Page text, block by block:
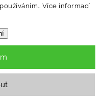
Více informací